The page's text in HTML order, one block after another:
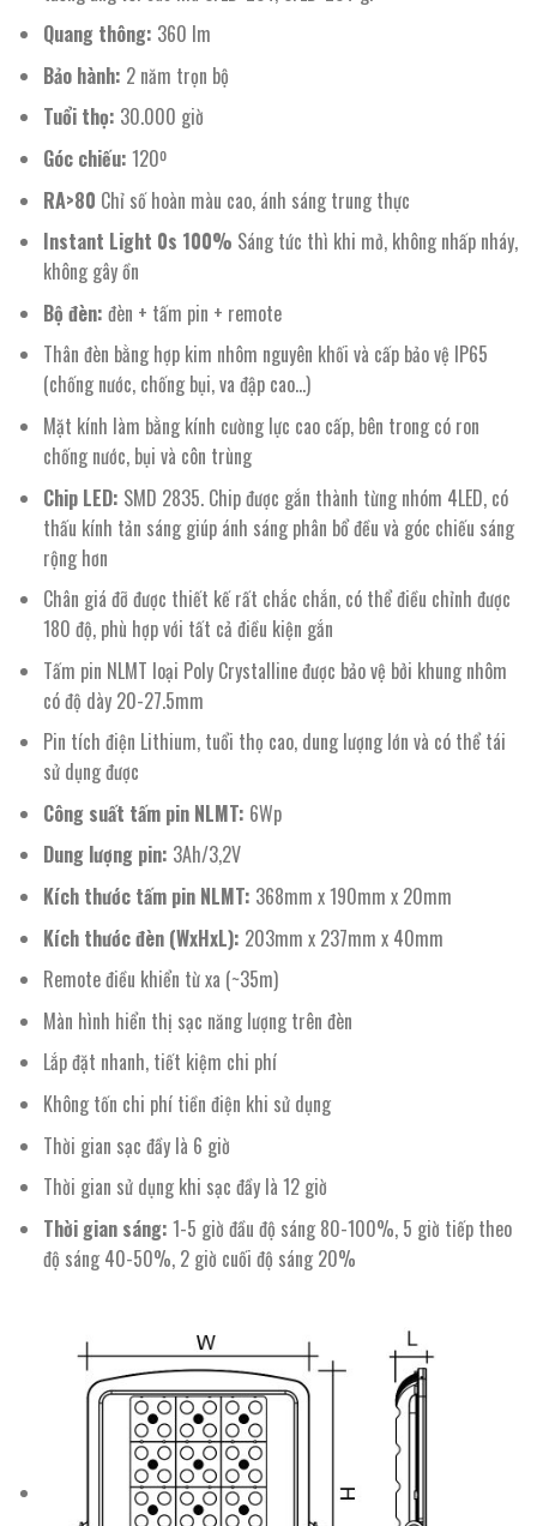
Quang thông: 360 lm
Bảo hành: 2 năm trọn bộ
Tuổi thọ: 30.000 giờ
Góc chiếu: 120º
RA>80 Chỉ số hoàn màu cao, ánh sáng trung thực
Instant Light 0s 100% Sáng tức thì khi mở, không nhấp nháy,
không gây ồn
Bộ đèn: đèn + tấm pin + remote
Thân đèn bằng hợp kim nhôm nguyên khối và cấp bảo vệ IP65
(chống nước, chống bụi, va đập cao…)
Mặt kính làm bằng kính cường lực cao cấp, bên trong có ron
chống nước, bụi và côn trùng
Chip LED: SMD 2835. Chip được gắn thành từng nhóm 4LED, có
thấu kính tản sáng giúp ánh sáng phân bổ đều và góc chiếu sáng
rộng hơn
Chân giá đỡ được thiết kế rất chắc chắn, có thể điều chỉnh được
180 độ, phù hợp với tất cả điều kiện gắn
Tấm pin NLMT loại Poly Crystalline được bảo vệ bởi khung nhôm
có độ dày 20-27.5mm
Pin tích điện Lithium, tuổi thọ cao, dung lượng lớn và có thể tái
sử dụng được
Công suất tấm pin NLMT: 6Wp
Dung lượng pin: 3Ah/3,2V
Kích thước tấm pin NLMT: 368mm x 190mm x 20mm
Kích thước đèn (WxHxL): 203mm x 237mm x 40mm
Remote điều khiển từ xa (~35m)
Màn hình hiển thị sạc năng lượng trên đèn
Lắp đặt nhanh, tiết kiệm chi phí
Không tốn chi phí tiền điện khi sử dụng
Thời gian sạc đầy là 6 giờ
Thời gian sử dụng khi sạc đầy là 12 giờ
Thời gian sáng: 1-5 giờ đầu độ sáng 80-100%, 5 giờ tiếp theo
độ sáng 40-50%, 2 giờ cuối độ sáng 20%